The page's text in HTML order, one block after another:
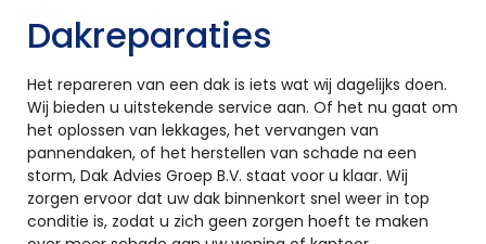
Dakreparaties
Het repareren van een dak is iets wat wij dagelijks doen.
Wij bieden u uitstekende service aan. Of het nu gaat om
het oplossen van lekkages, het vervangen van
pannendaken, of het herstellen van schade na een
storm, Dak Advies Groep B.V. staat voor u klaar. Wij
zorgen ervoor dat uw dak binnenkort snel weer in top
conditie is, zodat u zich geen zorgen hoeft te maken